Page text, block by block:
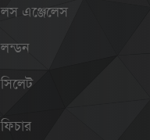
লস এঞ্জেলেস
লন্ডন
সিলেট
ফিচার